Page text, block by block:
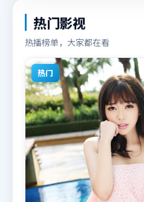
热门影视
热播榜单，大家都在看
热门